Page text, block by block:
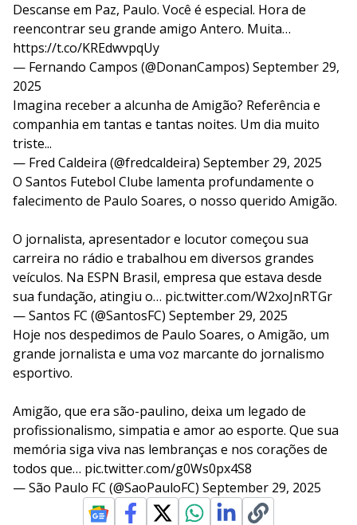
Descanse em Paz, Paulo. Você é especial. Hora de
reencontrar seu grande amigo Antero. Muita…
https://t.co/KREdwvpqUy
— Fernando Campos (@DonanCampos) September 29,
2025
Imagina receber a alcunha de Amigão? Referência e
companhia em tantas e tantas noites. Um dia muito
triste...
— Fred Caldeira (@fredcaldeira) September 29, 2025
O Santos Futebol Clube lamenta profundamente o
falecimento de Paulo Soares, o nosso querido Amigão.
O jornalista, apresentador e locutor começou sua
carreira no rádio e trabalhou em diversos grandes
veículos. Na ESPN Brasil, empresa que estava desde
sua fundação, atingiu o… pic.twitter.com/W2xoJnRTGr
— Santos FC (@SantosFC) September 29, 2025
Hoje nos despedimos de Paulo Soares, o Amigão, um
grande jornalista e uma voz marcante do jornalismo
esportivo.
Amigão, que era são-paulino, deixa um legado de
profissionalismo, simpatia e amor ao esporte. Que sua
memória siga viva nas lembranças e nos corações de
todos que… pic.twitter.com/g0Ws0px4S8
— São Paulo FC (@SaoPauloFC) September 29, 2025